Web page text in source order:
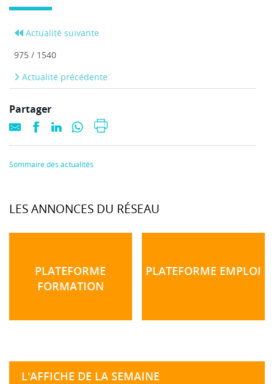
Actualité suivante
975 / 1540
Actualité précédente
Partager
Sommaire des actualités
LES ANNONCES DU RÉSEAU
PLATEFORME
FORMATION
PLATEFORME EMPLOI
L'AFFICHE DE LA SEMAINE